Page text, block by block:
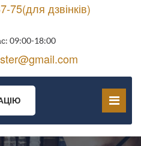
75(для дзвінків)
09:00-18:00